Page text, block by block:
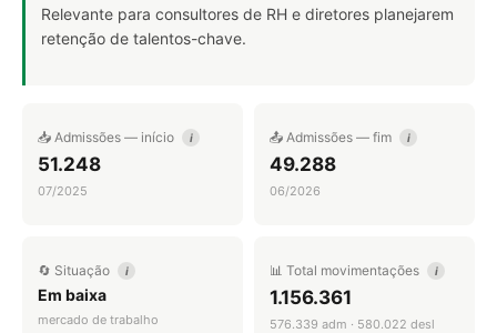
Relevante para consultores de RH e diretores planejarem
retenção de talentos-chave.
📥 Admissões — início i
51.248
07/2025
📤 Admissões — fim i
49.288
06/2026
🔄 Situação i
Em baixa
mercado de trabalho
📊 Total movimentações i
1.156.361
576.339 adm · 580.022 desl